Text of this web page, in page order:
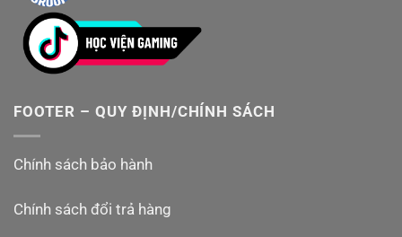
FOOTER – QUY ĐỊNH/CHÍNH SÁCH
Chính sách bảo hành
Chính sách đổi trả hàng